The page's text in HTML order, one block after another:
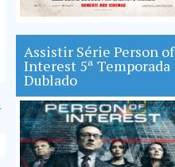
Assistir Série Person of
Interest 5ª Temporada
Dublado